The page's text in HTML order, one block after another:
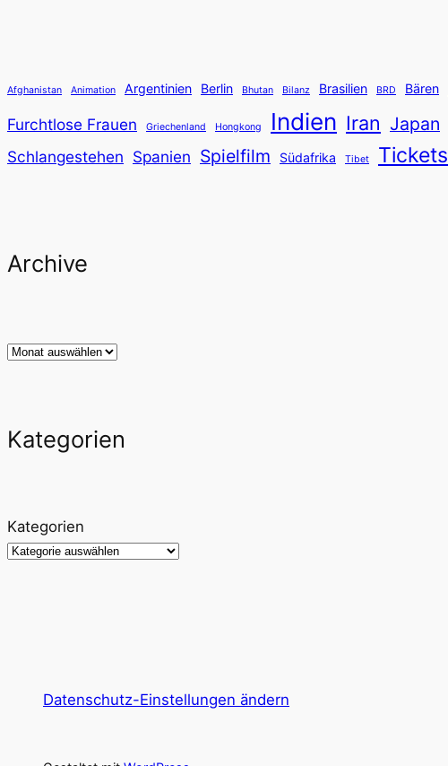
Afghanistan Animation Argentinien Berlin Bhutan Bilanz Brasilien BRD Bären
Furchtlose Frauen Griechenland Hongkong Indien Iran Japan
Schlangestehen Spanien Spielfilm Südafrika Tibet Tickets
Archive
Archiv
Kategorien
Kategorien
Datenschutz-Einstellungen ändern